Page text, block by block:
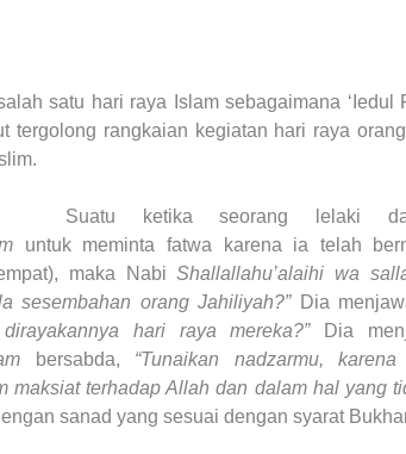
satu hari raya Islam sebagaimana ‘Iedul
tergolong rangkaian kegiatan hari raya
Suatu ketika seorang lelaki
untuk meminta fatwa karena ia telah
maka NabiShallallahu’alaihi wa
sesembahan orang Jahiliyah?”Dia
hari raya mereka?”Dia
bersabda, “Tunaikan nadzarmu,
maksiat terhadap Allah dan dalam hal yang
sanad yang sesuai dengan syarat